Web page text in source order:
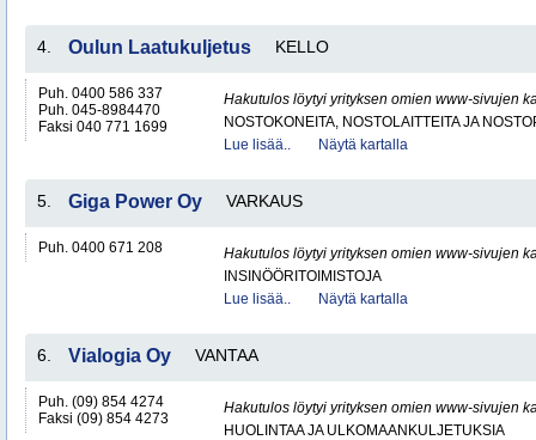
4. Oulun Laatukuljetus KELLO
Puh. 0400 586 337
Puh. 045-8984470
Faksi 040 771 1699
Hakutulos löytyi yrityksen omien www-sivujen
NOSTOKONEITA, NOSTOLAITTEITA JA
Lue lisää..
Näytä kartalla
5. Giga Power Oy VARKAUS
Puh. 0400 671 208
Hakutulos löytyi yrityksen omien www-sivujen
INSINÖÖRITOIMISTOJA
Lue lisää..
Näytä kartalla
6. Vialogia Oy VANTAA
Puh. (09) 854 4274
Faksi (09) 854 4273
Hakutulos löytyi yrityksen omien www-sivujen
HUOLINTAA JA ULKOMAANKULJETUKSIA